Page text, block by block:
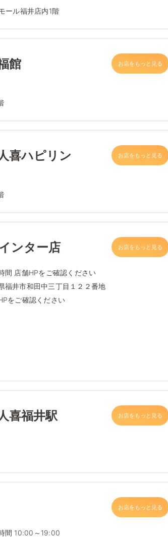
ール福井店内1階
館 お店をもっと見る
喜ハピリン お店をもっと見る
ンター店 お店をもっと見る
間 店舗HPをご確認ください
福井市和田中三丁目１２２番地
をご確認ください
喜福井駅 お店をもっと見る
お店をもっと見る
間 10:00～19:00